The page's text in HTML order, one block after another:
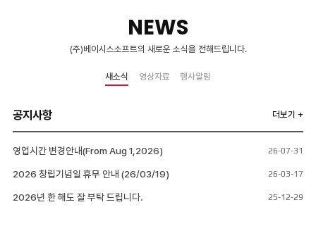
NEWS
(주)베이시스소프트의 새로운 소식을 전해드립니다.
새소식 영상자료 행사알림
공지사항 더보기 +
영업시간 변경안내(From Aug 1,2026) 26-07-31
2026 창립기념일 휴무 안내 (26/03/19) 26-03-17
2026년 한 해도 잘 부탁 드립니다. 25-12-29